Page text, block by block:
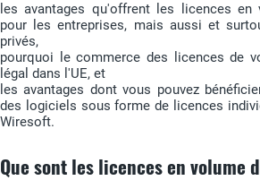
les avantages qu'offrent les licences en
pour les entreprises, mais aussi et
privés,
pourquoi le commerce des licences de
légal dans l'UE, et
les avantages dont vous pouvez
des logiciels sous forme de licences
Wiresoft.
Que sont les licences en volume